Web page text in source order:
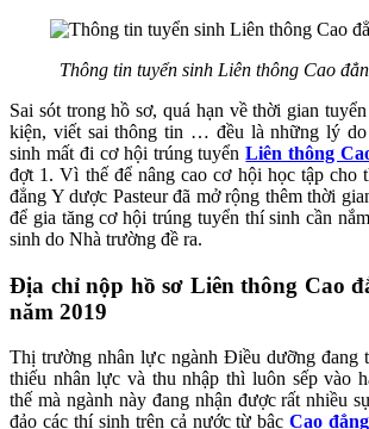
Thông tin tuyển sinh Liên thông Cao
Sai sót trong hồ sơ, quá hạn về thời gian
kiện, viết sai thông tin … đều là những lý
sinh mất đi cơ hội trúng tuyểnLiên thông
đợt 1. Vì thế để nâng cao cơ hội học tập cho
đẳng Y dược Pasteur đã mở rộng thêm thời
để gia tăng cơ hội trúng tuyển thí sinh cần
sinh do Nhà trường đề ra.
Địa chỉ nộp hồ sơ Liên thông Cao
năm 2019
Thị trường nhân lực ngành Điều dưỡng đang
thiếu nhân lực và thu nhập thì luôn sếp vào
thế mà ngành này đang nhận được rất nhiều
đảo các thí sinh trên cả nước từ bậcCao